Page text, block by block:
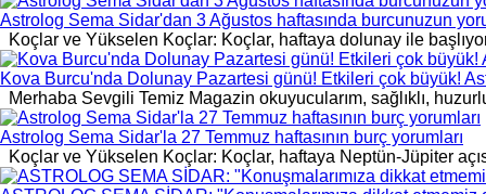
Astrolog Sema Sidar'dan 3 Ağustos haftasında burcunuzun
Koçlar ve Yükselen Koçlar: Koçlar, haftaya dolunay ile
Kova Burcu'nda Dolunay Pazartesi günü! Etkileri çok büyük!
Merhaba Sevgili Temiz Magazin okuyucularım, sağlıklı,
Astrolog Sema Sidar'la 27 Temmuz haftasının burç yorumları
Koçlar ve Yükselen Koçlar: Koçlar, haftaya Neptün-Jüpiter